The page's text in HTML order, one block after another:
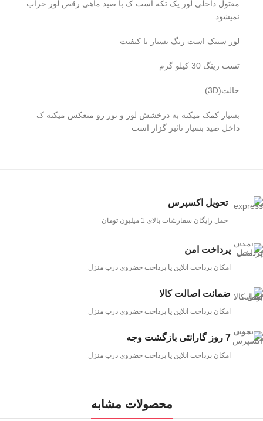
مفتول داخلی لور یک تکه است ک با صید ماهی رقص لور خراب
نمیشود
لور سینک است رنگ بسیار با کیفیت
تست رینگ 30 کیلو گرم
حالت(3D)
بسیار کمک میکنه به درخشش لور و نور رو منعکس میکنه ک
داخل صید بسیار تاثیر گزار است
تحویل اکسپرس
حمل رایگان سفارشات بالای 1 میلیون تومان
پرداخت امن
امکان پرداخت انلاین یا پرداخت حضروی درب منزل
ضمانت اصالت کالا
امکان پرداخت انلاین یا پرداخت حضروی درب منزل
7 روز گارانتی بازگشت وجه
امکان پرداخت انلاین یا پرداخت حضروی درب منزل
محصولات مشابه